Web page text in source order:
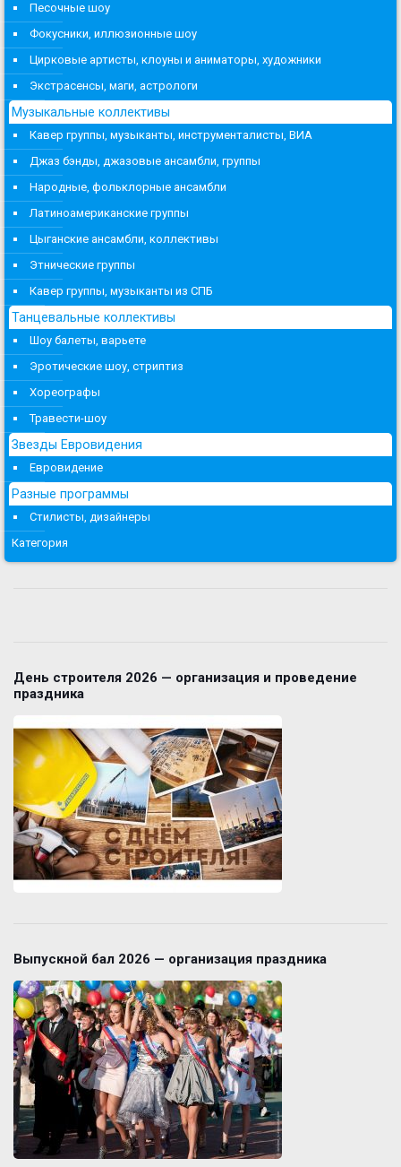
Песочные шоу
Фокусники, иллюзионные шоу
Цирковые артисты, клоуны и аниматоры, художники
Экстрасенсы, маги, астрологи
Музыкальные коллективы
Кавер группы, музыканты, инструменталисты, ВИА
Джаз бэнды, джазовые ансамбли, группы
Народные, фольклорные ансамбли
Латиноамериканские группы
Цыганские ансамбли, коллективы
Этнические группы
Кавер группы, музыканты из СПБ
Танцевальные коллективы
Шоу балеты, варьете
Эротические шоу, стриптиз
Хореографы
Травести-шоу
Звезды Евровидения
Евровидение
Разные программы
Стилисты, дизайнеры
Категория
День строителя 2026 — организация и проведение
праздника
Выпускной бал 2026 — организация праздника